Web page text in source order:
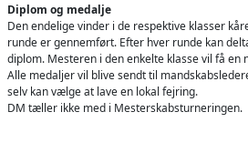
Diplom og medalje
Den endelige vinder i de respektive klasser
runde er gennemført. Efter hver runde kan
diplom. Mesteren i den enkelte klasse vil få en
Alle medaljer vil blive sendt til
selv kan vælge at lave en lokal fejring.
DM tæller ikke med i Mesterskabsturneringen.